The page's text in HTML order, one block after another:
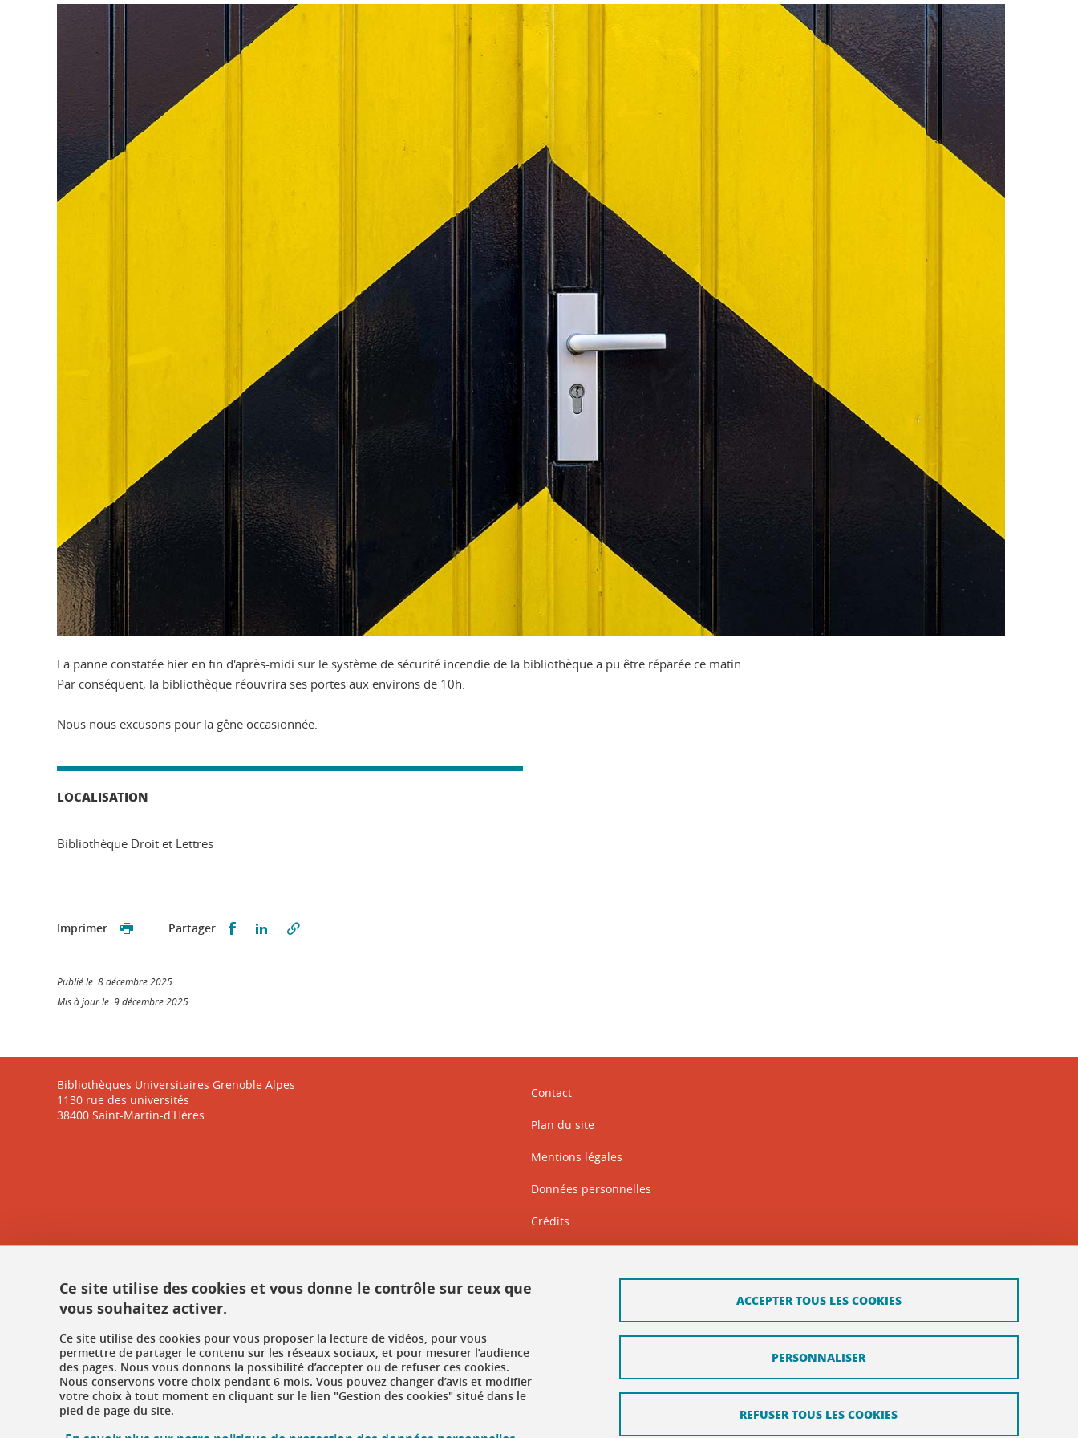
La panne constatée hier en fin d'après-midi sur le système de sécurité incendie de la bibliothèque a pu être réparée ce matin.
Par conséquent, la bibliothèque réouvrira ses portes aux environs de 10h.
Nous nous excusons pour la gêne occasionnée.
LOCALISATION
Bibliothèque Droit et Lettres
Imprimer Partager Partager sur Facebook
Partager sur LinkedIn
Publié le 8 décembre 2025
Mis à jour le 9 décembre 2025
Bibliothèques Universitaires Grenoble Alpes
1130 rue des universités
38400 Saint-Martin-d'Hères
Contact
Plan du site
Mentions légales
Données personnelles
Crédits
Intranet DGD BAPSO - réseau doc
Ce site utilise des cookies et vous donne le contrôle sur ceux que
vous souhaitez activer.
Ce site utilise des cookies pour vous proposer la lecture de vidéos, pour vous
permettre de partager le contenu sur les réseaux sociaux, et pour mesurer l’audience
des pages. Nous vous donnons la possibilité d’accepter ou de refuser ces cookies.
Nous conservons votre choix pendant 6 mois. Vous pouvez changer d’avis et modifier
votre choix à tout moment en cliquant sur le lien "Gestion des cookies" situé dans le
pied de page du site.
ACCEPTER TOUS LES COOKIES
REFUSER TOUS LES COOKIES
PERSONNALISER